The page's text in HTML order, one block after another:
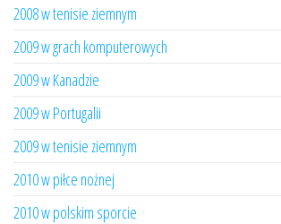
2008 w tenisie ziemnym
2009 w grach komputerowych
2009 w Kanadzie
2009 w Portugalii
2009 w tenisie ziemnym
2010 w piłce nożnej
2010 w polskim sporcie